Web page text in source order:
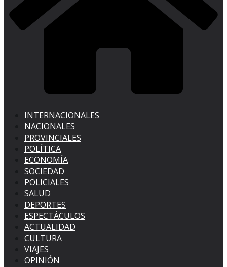
INTERNACIONALES
NACIONALES
PROVINCIALES
POLÍTICA
ECONOMÍA
SOCIEDAD
POLICIALES
SALUD
DEPORTES
ESPECTÁCULOS
ACTUALIDAD
CULTURA
VIAJES
OPINIÓN